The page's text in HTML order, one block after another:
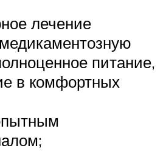
лечение
питание,
в комфортных